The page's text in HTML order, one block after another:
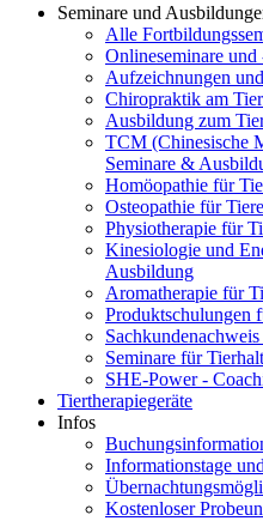
Seminare und
Alle
Onlineseminare
Aufzeichnungen
Chiropraktik am
Ausbildung zum
TCM (Chinesische
Seminare &
Homöopathie für
Osteopathie für
Physiotherapie für
Kinesiologie und
Ausbildung
Aromatherapie für
Produktschulungen
Seminare für
SHE-Power -
Tiertherapiegeräte
Infos
Informationstage
Kostenloser